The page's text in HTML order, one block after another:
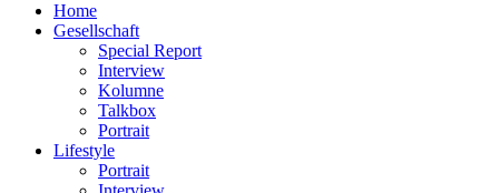
Home
Gesellschaft
Special Report
Interview
Kolumne
Talkbox
Portrait
Lifestyle
Portrait